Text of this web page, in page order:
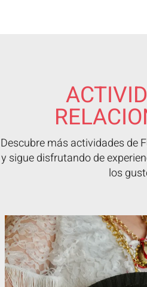
Descubre más actividades de
y sigue disfrutando de
los